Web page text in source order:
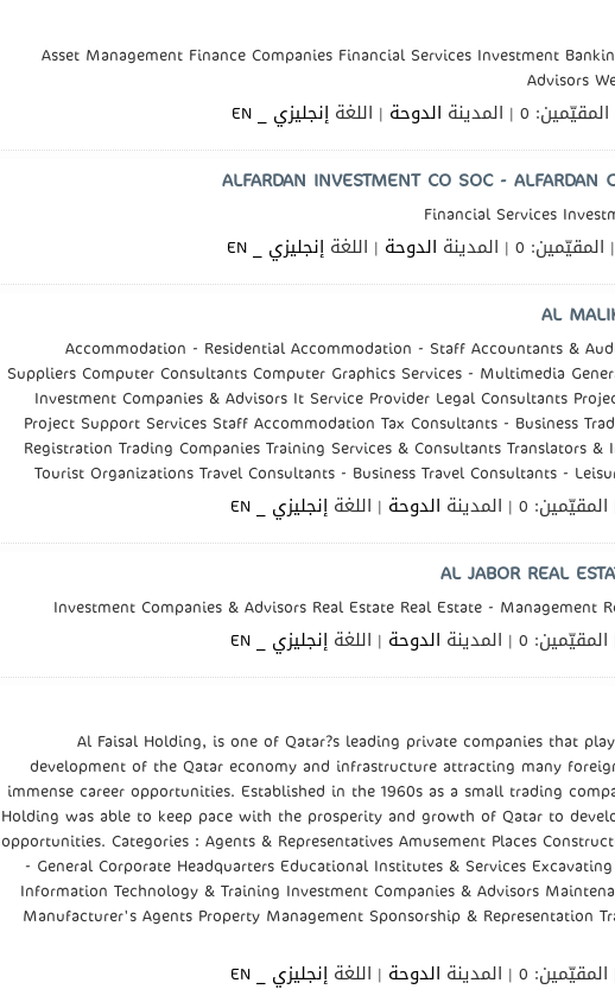
Asset Management Finance Companies Financial Services Investment
Advisors
الدوحة | اللغة إنجليزي _ EN
ALFARDAN INVESTMENT CO SOC - ALFARDAN
Financial Services
الدوحة | اللغة إنجليزي _ EN
AL
Accommodation - Residential Accommodation - Staff Accountants &
Suppliers Computer Consultants Computer Graphics Services - Multimedia
Investment Companies & Advisors It Service Provider Legal Consultants
Project Support Services Staff Accommodation Tax Consultants - Business
Registration Trading Companies Training Services & Consultants Translators
Tourist Organizations Travel Consultants - Business Travel Consultants -
الدوحة | اللغة إنجليزي _ EN
AL JABOR REAL
Investment Companies & Advisors Real Estate Real Estate - Management
الدوحة | اللغة إنجليزي _ EN
Al Faisal Holding, is one of Qatar?s leading private companies that
development of the Qatar economy and infrastructure attracting many
immense career opportunities. Established in the 1960s as a small trading
Holding was able to keep pace with the prosperity and growth of Qatar to
opportunities. Categories : Agents & Representatives Amusement Places
- General Corporate Headquarters Educational Institutes & Services
Information Technology & Training Investment Companies & Advisors
Manufacturer's Agents Property Management Sponsorship & Representation
الدوحة | اللغة إنجليزي _ EN